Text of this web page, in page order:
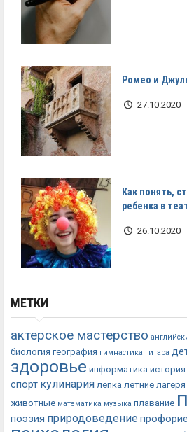
Ромео и
27.10.2020
Как понять,
ребенка в
26.10.2020
МЕТКИ
актерское мастерство
биология география гимнастика гитара
здоровье информатика история
спорт кулинария лепка летние лагеря
животные математика музыка плавание
поэзия природоведение